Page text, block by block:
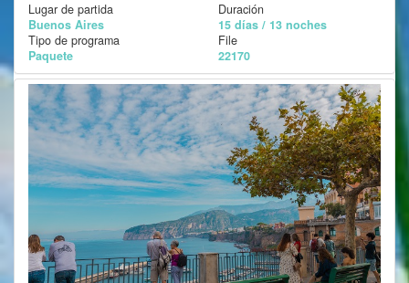
Lugar de partida
Buenos Aires
Duración
15 días / 13 noches
Tipo de programa
Paquete
File
22170